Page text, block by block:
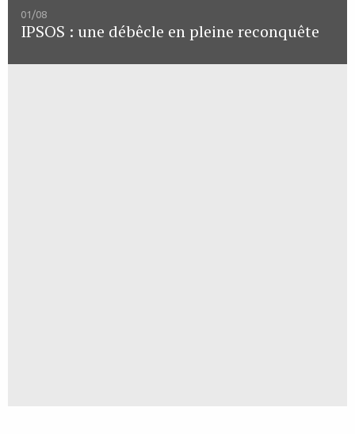
01/08
IPSOS : une débêcle en pleine reconquête